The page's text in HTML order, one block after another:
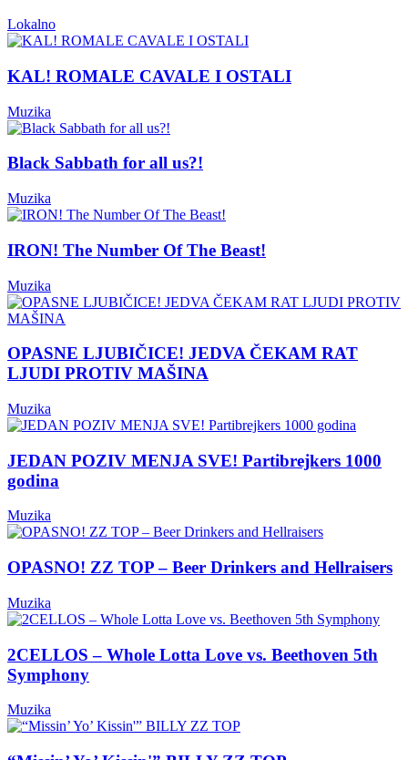
Lokalno
KAL! ROMALE CAVALE I OSTALI
Muzika
Black Sabbath for all us?!
Muzika
IRON! The Number Of The Beast!
Muzika
OPASNE LJUBIČICE! JEDVA ČEKAM RAT
LJUDI PROTIV MAŠINA
Muzika
JEDAN POZIV MENJA SVE! Partibrejkers 1000
godina
Muzika
OPASNO! ZZ TOP – Beer Drinkers and Hellraisers
Muzika
2CELLOS – Whole Lotta Love vs. Beethoven 5th
Symphony
Muzika